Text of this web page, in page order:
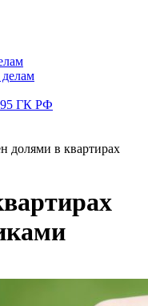
ГК РФ
долями в квартирах